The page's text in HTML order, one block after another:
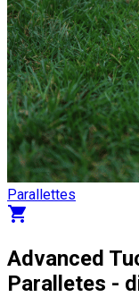
Parallettes
shopping_cart
Advanced
Paralletes -